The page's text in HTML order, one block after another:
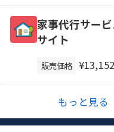
家事代行サー
サイト
販売価格 ¥13,152
もっと見る